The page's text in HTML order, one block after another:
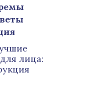
лица: